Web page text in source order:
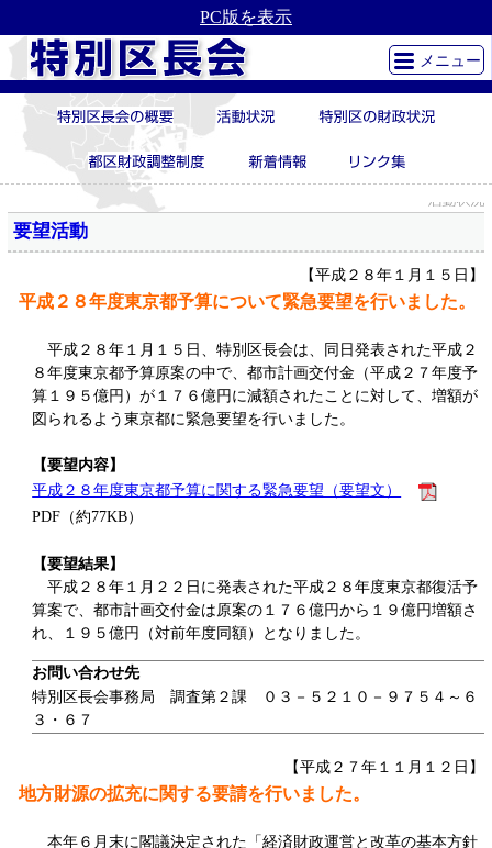
PC版を表示
メニュー
要望活動
【平成２８年１月１５日】
平成２８年度東京都予算について緊急要望を行いました。
平成２８年１月１５日、特別区長会は、同日発表された平成２
８年度東京都予算原案の中で、都市計画交付金（平成２７年度予
算１９５億円）が１７６億円に減額されたことに対して、増額が
図られるよう東京都に緊急要望を行いました。
【要望内容】
平成２８年度東京都予算に関する緊急要望（要望文）
PDF（約77KB）
【要望結果】
平成２８年１月２２日に発表された平成２８年度東京都復活予
算案で、都市計画交付金は原案の１７６億円から１９億円増額さ
れ、１９５億円（対前年度同額）となりました。
お問い合わせ先
特別区長会事務局 調査第２課 ０３－５２１０－９７５４～６
３・６７
【平成２７年１１月１２日】
地方財源の拡充に関する要請を行いました。
本年６月末に閣議決定された「経済財政運営と改革の基本方針